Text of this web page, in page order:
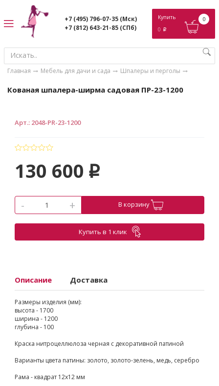
+7 (495) 796-07-35 (Мск)
+7 (812) 643-21-85 (СПб)
Купить
0 p
0
Главная Мебель для дачи и сада Шпалеры и перголы
Кованая шпалера-ширма садовая ПР-23-1200
Арт.: 2048-PR-23-1200
130 600 p
- + В корзину
Купить в 1 клик
Описание Доставка
Размеры изделия (мм):
высота - 1700
ширина - 1200
глубина - 100
Краска нитроцеллюлоза черная с декоративной патиной
Варианты цвета патины: золото, золото-зелень, медь, серебро
Рама - квадрат 12х12 мм